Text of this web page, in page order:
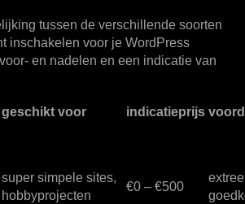
tussen de verschillende soorten
inschakelen voor je WordPress
en nadelen en een indicatie van
geschikt voor indicatieprijs
super simpele sites,
hobbyprojecten
€0 – €500